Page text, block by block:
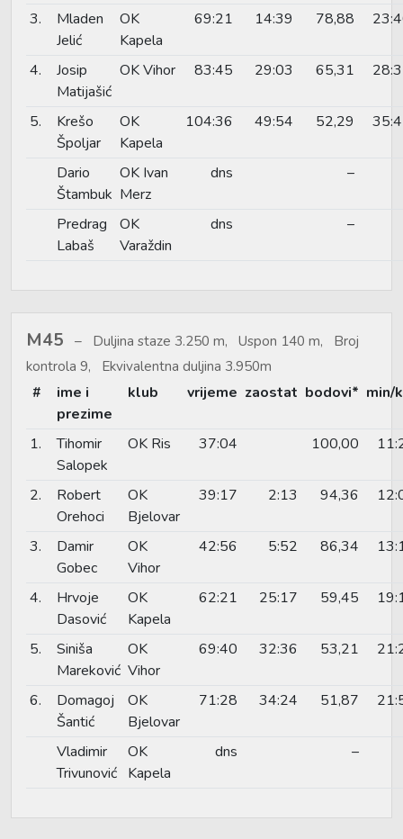
3.
Mladen
Jelić
OK
Kapela
69:21 14:39 78,88
4.
Josip
Matijašić
OK Vihor 83:45 29:03 65,31
5.
Krešo
Špoljar
OK
Kapela
104:36 49:54 52,29
Dario
Štambuk
OK Ivan
Merz
dns –
Predrag
Labaš
OK
Varaždin
dns –
M45
Duljina staze 3.250 m, Uspon 140 m, Broj
kontrola 9, Ekvivalentna duljina 3.950m
#
ime i
prezime
klub vrijeme zaostat bodovi* min/
1.
Tihomir
Salopek
OK Ris 37:04 100,00
2.
Robert
Orehoci
OK
Bjelovar
39:17 2:13 94,36
3.
Damir
Gobec
OK
Vihor
42:56 5:52 86,34
4.
Hrvoje
Dasović
OK
Kapela
62:21 25:17 59,45
5.
Siniša
Mareković
OK
Vihor
69:40 32:36 53,21
6.
Domagoj
Šantić
OK
Bjelovar
71:28 34:24 51,87
Vladimir
Trivunović
OK
Kapela
dns –